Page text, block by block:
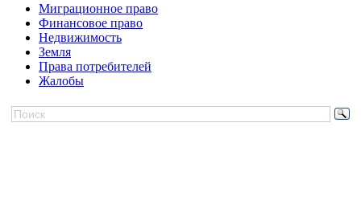
Миграционное право
Финансовое право
Недвижимость
Земля
Права потребителей
Жалобы